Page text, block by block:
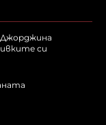
си